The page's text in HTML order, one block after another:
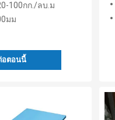
100กก./ลบ.ม
มม
อตอนนี้